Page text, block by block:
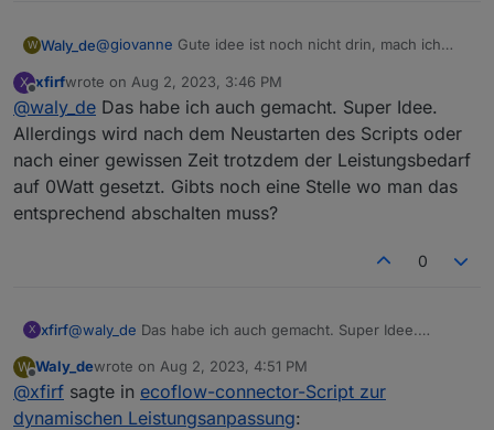
W Waly_de@giovanne Gute idee ist noch nicht drin, mach ich
bis dahin suche nach
        CheckforReconnect(function () {
            SetBasePower(firstPsSn);
und kommentiere SetBasePower aus
        CheckforReconnect(function () {
X
Offline
xfirfwrote on Aug 2, 2023, 3:46 PM
last edited by
@waly_de Das habe ich auch gemacht. Super Idee.
Allerdings wird nach dem Neustarten des Scripts oder
nach einer gewissen Zeit trotzdem der Leistungsbedarf
auf 0Watt gesetzt. Gibts noch eine Stelle wo man das
entsprechend abschalten muss?
0
X xfirf@waly_de Das habe ich auch gemacht. Super Idee.
nach einer gewissen Zeit trotzdem der Leistungsbedarf
auf 0Watt gesetzt. Gibts noch eine Stelle wo man das
entsprechend abschalten muss?
W
Offline
Waly_dewrote on Aug 2, 2023, 4:51 PM
last edited by
@xfirf sagte in ecoflow-connector-Script zur
dynamischen Leistungsanpassung: